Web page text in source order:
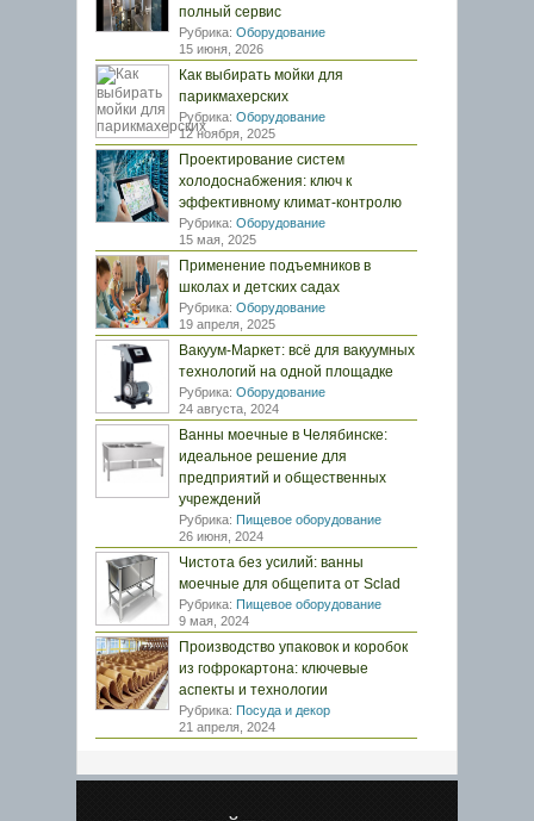
полный сервис
Рубрика: Оборудование
15 июня, 2026
Как выбирать мойки для
парикмахерских
Рубрика: Оборудование
12 ноября, 2025
Проектирование систем
холодоснабжения: ключ к
эффективному климат-контролю
Рубрика: Оборудование
15 мая, 2025
Применение подъемников в
школах и детских садах
Рубрика: Оборудование
19 апреля, 2025
Вакуум-Маркет: всё для вакуумных
технологий на одной площадке
Рубрика: Оборудование
24 августа, 2024
Ванны моечные в Челябинске:
идеальное решение для
предприятий и общественных
учреждений
Рубрика: Пищевое оборудование
26 июня, 2024
Чистота без усилий: ванны
моечные для общепита от Sclad
Рубрика: Пищевое оборудование
9 мая, 2024
Производство упаковок и коробок
из гофрокартона: ключевые
аспекты и технологии
Рубрика: Посуда и декор
21 апреля, 2024